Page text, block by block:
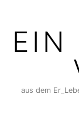
contentEIN
aus dem